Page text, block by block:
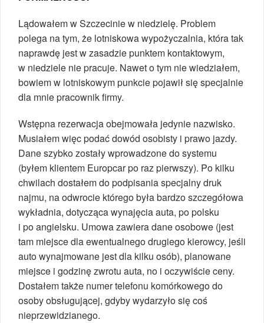
Lądowałem w Szczecinie w niedzielę. Problem
polega na tym, że lotniskowa wypożyczalnia, która tak
naprawdę jest w zasadzie punktem kontaktowym,
w niedziele nie pracuje. Nawet o tym nie wiedziałem,
bowiem w lotniskowym punkcie pojawił się specjalnie
dla mnie pracownik firmy.
Wstępna rezerwacja obejmowała jedynie nazwisko.
Musiałem więc podać dowód osobisty i prawo jazdy.
Dane szybko zostały wprowadzone do systemu
(byłem klientem Europcar po raz pierwszy). Po kilku
chwilach dostałem do podpisania specjalny druk
najmu, na odwrocie którego była bardzo szczegółowa
wykładnia, dotycząca wynajęcia auta, po polsku
i po angielsku. Umowa zawiera dane osobowe (jest
tam miejsce dla ewentualnego drugiego kierowcy, jeśli
auto wynajmowane jest dla kilku osób), planowane
miejsce i godzinę zwrotu auta, no i oczywiście ceny.
Dostałem także numer telefonu komórkowego do
osoby obsługującej, gdyby wydarzyło się coś
nieprzewidzianego.